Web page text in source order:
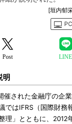
[垣内郁
Post LINE
明
された金融庁の企
ではIFRS（国際財務
理」とともに、2012